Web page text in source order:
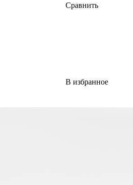
Сравнить
В избранное